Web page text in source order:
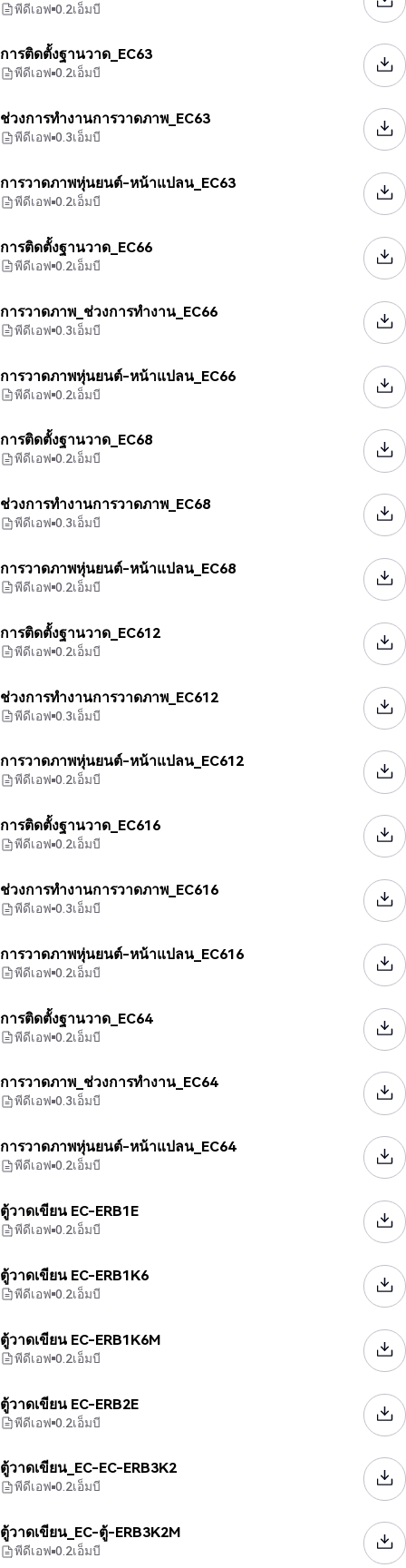
พีดีเอฟ 0.2เอ็มบี
การติดตั้งฐานวาด_EC63
พีดีเอฟ 0.2เอ็มบี
ช่วงการทำงานการวาดภาพ_EC63
พีดีเอฟ 0.3เอ็มบี
การวาดภาพหุ่นยนต์-หน้าแปลน_EC63
พีดีเอฟ 0.2เอ็มบี
การติดตั้งฐานวาด_EC66
พีดีเอฟ 0.2เอ็มบี
การวาดภาพ_ช่วงการทำงาน_EC66
พีดีเอฟ 0.3เอ็มบี
การวาดภาพหุ่นยนต์-หน้าแปลน_EC66
พีดีเอฟ 0.2เอ็มบี
การติดตั้งฐานวาด_EC68
พีดีเอฟ 0.2เอ็มบี
ช่วงการทำงานการวาดภาพ_EC68
พีดีเอฟ 0.3เอ็มบี
การวาดภาพหุ่นยนต์-หน้าแปลน_EC68
พีดีเอฟ 0.2เอ็มบี
การติดตั้งฐานวาด_EC612
พีดีเอฟ 0.2เอ็มบี
ช่วงการทำงานการวาดภาพ_EC612
พีดีเอฟ 0.3เอ็มบี
การวาดภาพหุ่นยนต์-หน้าแปลน_EC612
พีดีเอฟ 0.2เอ็มบี
การติดตั้งฐานวาด_EC616
พีดีเอฟ 0.2เอ็มบี
ช่วงการทำงานการวาดภาพ_EC616
พีดีเอฟ 0.3เอ็มบี
การวาดภาพหุ่นยนต์-หน้าแปลน_EC616
พีดีเอฟ 0.2เอ็มบี
การติดตั้งฐานวาด_EC64
พีดีเอฟ 0.2เอ็มบี
การวาดภาพ_ช่วงการทำงาน_EC64
พีดีเอฟ 0.3เอ็มบี
การวาดภาพหุ่นยนต์-หน้าแปลน_EC64
พีดีเอฟ 0.2เอ็มบี
ตู้วาดเขียน EC-ERB1E
พีดีเอฟ 0.2เอ็มบี
ตู้วาดเขียน EC-ERB1K6
พีดีเอฟ 0.2เอ็มบี
ตู้วาดเขียน EC-ERB1K6M
พีดีเอฟ 0.2เอ็มบี
ตู้วาดเขียน EC-ERB2E
พีดีเอฟ 0.2เอ็มบี
ตู้วาดเขียน_EC-EC-ERB3K2
พีดีเอฟ 0.2เอ็มบี
ตู้วาดเขียน_EC-ตู้-ERB3K2M
พีดีเอฟ 0.2เอ็มบี